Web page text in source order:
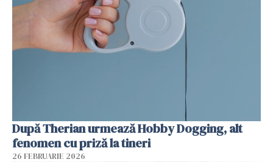
După Therian urmează Hobby Dogging, alt
fenomen cu priză la tineri
26 FEBRUARIE 2026